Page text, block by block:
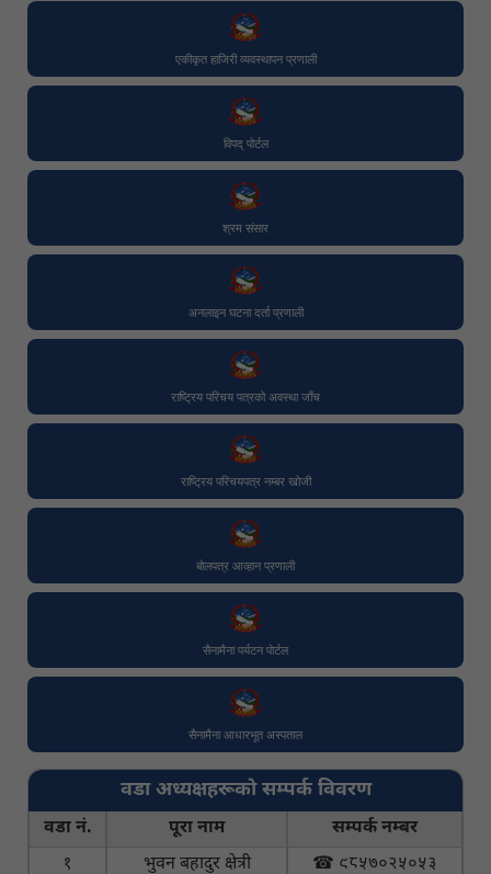
एकीकृत हाजिरी व्यवस्थापन प्रणाली
विपद् पोर्टल
श्रम संसार
अनलाइन घटना दर्ता प्रणाली
राष्ट्रिय परिचय पत्रको अवस्था जाँच
राष्ट्रिय परिचयपत्र नम्बर खोजी
बोलपत्र आव्हान प्रणाली
सैनामैना पर्यटन पाेर्टल
सैनामैना आधारभूत अस्पताल
वडा अध्यक्षहरूको सम्पर्क विवरण
वडा नं. पूरा नाम
सम्पर्क नम्बर
१
भुवन बहादुर क्षेत्री ☎ ९८५७०२५०५३